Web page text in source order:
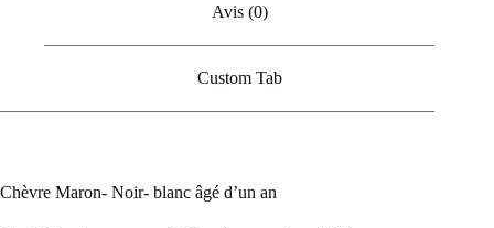
Avis (0)
Custom Tab
Chèvre Maron- Noir- blanc âgé d’un an